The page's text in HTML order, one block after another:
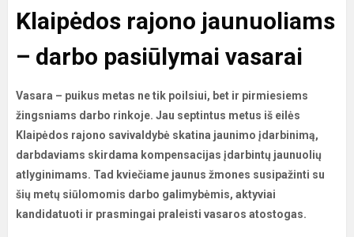
Klaipėdos rajono jaunuoliams
– darbo pasiūlymai vasarai
Vasara – puikus metas ne tik poilsiui, bet ir pirmiesiems
žingsniams darbo rinkoje. Jau septintus metus iš eilės
Klaipėdos rajono savivaldybė skatina jaunimo įdarbinimą,
darbdaviams skirdama kompensacijas įdarbintų jaunuolių
atlyginimams. Tad kviečiame jaunus žmones susipažinti su
šių metų siūlomomis darbo galimybėmis, aktyviai
kandidatuoti ir prasmingai praleisti vasaros atostogas.